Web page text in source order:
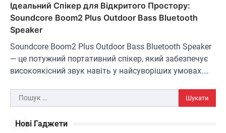
Ідеальний Спікер для Відкритого Простору:
Soundcore Boom2 Plus Outdoor Bass Bluetooth
Speaker
Soundcore Boom2 Plus Outdoor Bass Bluetooth Speaker
— це потужний портативний спікер, який забезпечує
високоякісний звук навіть у найсуворіших умовах.…
Пошук:
Нові Гаджети
3
В'ячеслав 2024-09-05
освітлення вашого подвір'я, саду або…
ЗАРЯДНІ ПРИСТРОЇ ТУРИЗМ
Joyroom JR-TCW02 — це універсальний